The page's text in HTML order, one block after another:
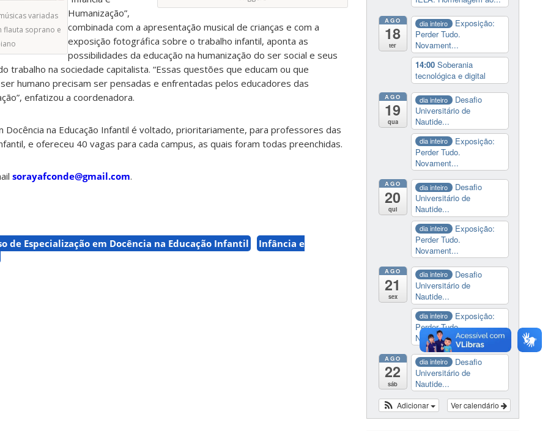
variadas
flauta soprano e
Humanização”,
combinada com a apresentação musical de crianças e com a
exposição fotográfica sobre o trabalho infantil, aponta as
possibilidades da educação na humanização do ser social e seus
trabalho na sociedade capitalista. “Essas questões que educam ou que
humano precisam ser pensadas e enfrentadas pelos educadores das
enfatizou a coordenadora.
Docência na Educação Infantil é voltado, prioritariamente, para professores das
e ofereceu 40 vagas para cada campus, as quais foram todas preenchidas.
sorayafconde@gmail.com.
de Especialização em Docência na Educação Infantil
Infância e
AGO
18
ter
dia inteiro
Exposição:
Perder Tudo.
Novament...
14:00 Soberania
tecnológica e digital
AGO
19
qua
dia inteiro
Desafio
Universitário de
Nautide...
dia inteiro
Exposição:
Perder Tudo.
Novament...
AGO
20
qui
dia inteiro
Desafio
Universitário de
Nautide...
dia inteiro
Exposição:
Perder Tudo.
Novament...
AGO
21
sex
dia inteiro
Desafio
Universitário de
Nautide...
dia inteiro
Exposição:
Perder Tudo.
Novament...
AGO
22
sáb
dia inteiro
Desafio
Universitário de
Nautide...
Ver calendário
Adicionar